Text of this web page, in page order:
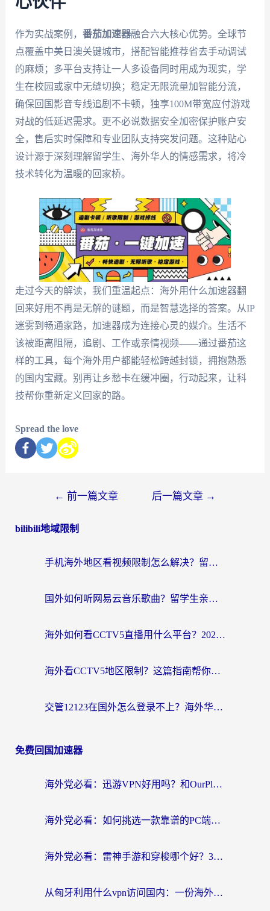
作为实战案例， 番茄加速器融合六大核心优势。全球节
点覆盖中美日澳关键城市，搭配智能推荐省去手动调试
的麻烦；多平台支持让一人多设备同时用成为现实，学
生在校园或家中无缝切换；稳定无限流量加智能分流，
确保回国影音专线追剧不卡顿，独享100M带宽应付游戏
对战的低延迟需求。更不必说数据安全加密保护账户安
全，售后实时保障和专业团队支持突发问题。这种贴心
设计源于深刻理解留学生、海外华人的情感需求，将冷
技术转化为温暖的回家桥。
走过今天的解读，我们重温起点：海外用什么加速器翻
回来好用不再是无解的谜题，而是智慧选择的答案。从IP
迷雾到畅通家路，加速器成为连接心灵的媒介。生活不
该被距离阻隔，追剧、工作或亲情视频——通过番茄这
样的工具，每个海外用户都能轻松跨越封锁，拥抱熟悉
的国内宝藏。别再让乡愁卡在缓冲圈，行动起来，让科
技帮你重新定义回家的路。
Spread the love
← 前一篇文章 后一篇文章 →
bilibili地域限制
手机海外地区看视频限制怎么解决？留学生亲测有效的回国加速器指南
国外如何听网易云音乐歌曲？留学生亲测有效的回国加速方案
海外如何看CCTV5直播用什么平台？2026最新指南：看欧洲杯、中超、奥运不再卡
海外看CCTV5地区限制？这篇指南帮你流畅看欧洲杯、NBA还听中文解说
交管12123在国外怎么登录不上？海外华人必看的回国加速器选择指南
免费回国加速器
海外党必看：迅游VPN好用吗？和OurPlay VPN对比哪个回国效果更好？附真实体验测评
海外党必看：如何挑选一款靠谱的PC端VPN，让回国冲浪不再卡顿
海外党必看：雷神手游和穿梭哪个好？3步教你选对回国加速器（附实测对比）
从匈牙利用什么vpn访问国内：一份海外游子的网络归乡指南